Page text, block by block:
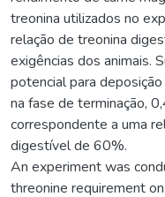
treonina utilizados no
relação de treonina
exigências dos animais.
potencial para
na fase de terminação,
correspondente a uma
digestível de 60%.
An experiment was
threonine requirement